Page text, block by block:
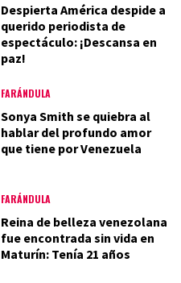
Despierta América despide a
querido periodista de
espectáculo: ¡Descansa en
paz!
FARÁNDULA
Sonya Smith se quiebra al
hablar del profundo amor
que tiene por Venezuela
FARÁNDULA
Reina de belleza venezolana
fue encontrada sin vida en
Maturín: Tenía 21 años